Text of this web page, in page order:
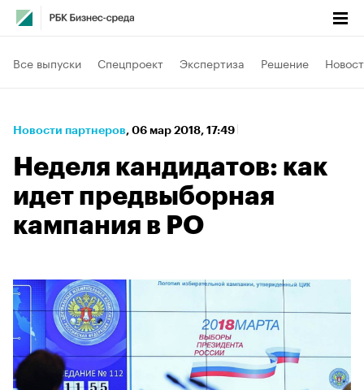
Все выпуски Спецпроект Экспертиза Решение
Новости партнеров⁠, 06 мар 2018, 17:49
Неделя кандидатов: как
идет предвыборная
кампания в РО